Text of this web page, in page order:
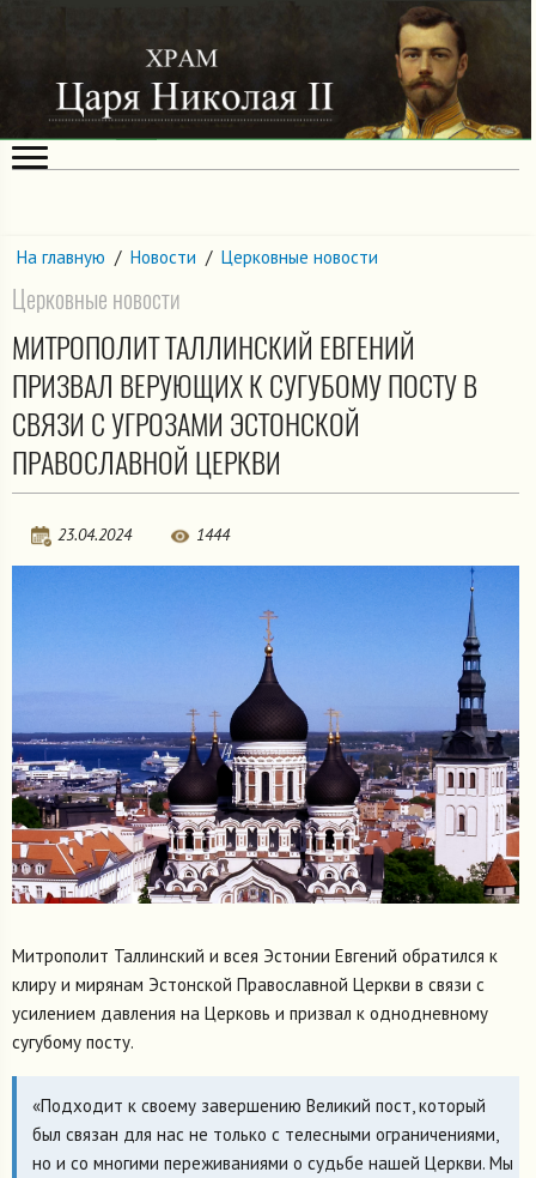
На главную / Новости / Церковные новости
Церковные новости
МИТРОПОЛИТ ТАЛЛИНСКИЙ ЕВГЕНИЙ
ПРИЗВАЛ ВЕРУЮЩИХ К СУГУБОМУ ПОСТУ В
СВЯЗИ С УГРОЗАМИ ЭСТОНСКОЙ
ПРАВОСЛАВНОЙ ЦЕРКВИ
23.04.2024 1444
Митрополит Таллинский и всея Эстонии Евгений обратился к
клиру и мирянам Эстонской Православной Церкви в связи с
усилением давления на Церковь и призвал к однодневному
сугубому посту.
«Подходит к своему завершению Великий пост, который
был связан для нас не только с телесными ограничениями,
но и со многими переживаниями о судьбе нашей Церкви. Мы